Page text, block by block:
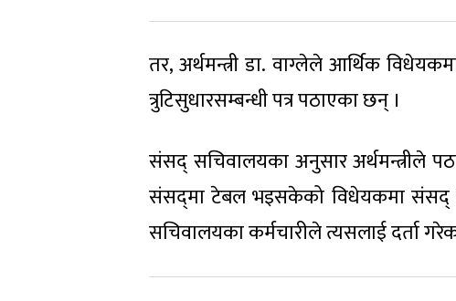
तर, अर्थमन्त्री डा. वाग्लेले आर्थिक
त्रुटिसुधारसम्बन्धी पत्र पठाएका छन् ।
संसद् सचिवालयका अनुसार अर्थमन्त्रीले
संसद्‌मा टेबल भइसकेको विधेयकमा संसद्
सचिवालयका कर्मचारीले त्यसलाई दर्ता